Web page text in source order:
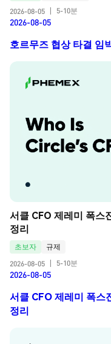
2026-08-05
5-10분
2026-08-05
호르무즈 협상 타결 임
서클 CFO 제레미 폭스
정리
초보자
규제
2026-08-05
5-10분
2026-08-05
서클 CFO 제레미 폭스
정리